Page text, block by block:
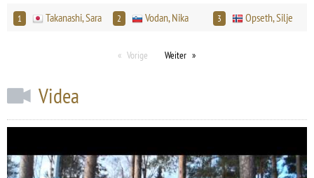
1 Takanashi, Sara 2 Vodan, Nika 3 Opseth, Silje
Vorige Weiter
Videa